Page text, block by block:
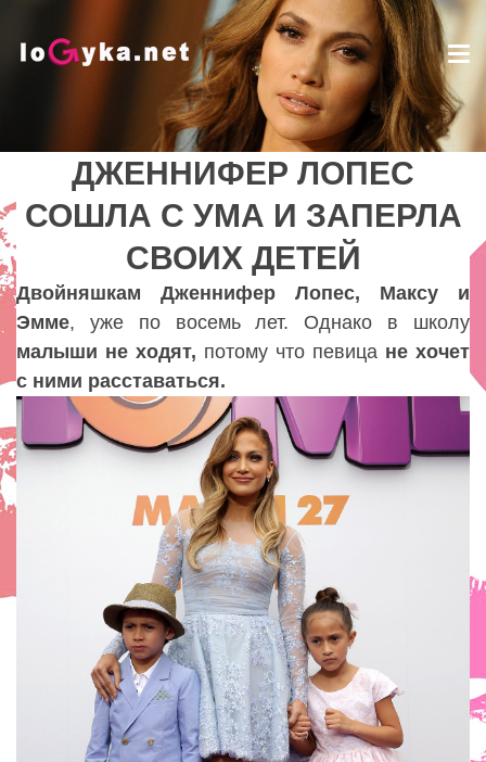
ДЖЕННИФЕР ЛОПЕС
СОШЛА С УМА И ЗАПЕРЛА
СВОИХ ДЕТЕЙ
Lady
ДЖЕННИФЕР ЛОПЕС
СОШЛА С УМА И ЗАПЕРЛА
СВОИХ ДЕТЕЙ
Двойняшкам Дженнифер Лопес, Максу и
Эмме, уже по восемь лет. Однако в школу
малыши не ходят, потому что певица не хочет
с ними расставаться.